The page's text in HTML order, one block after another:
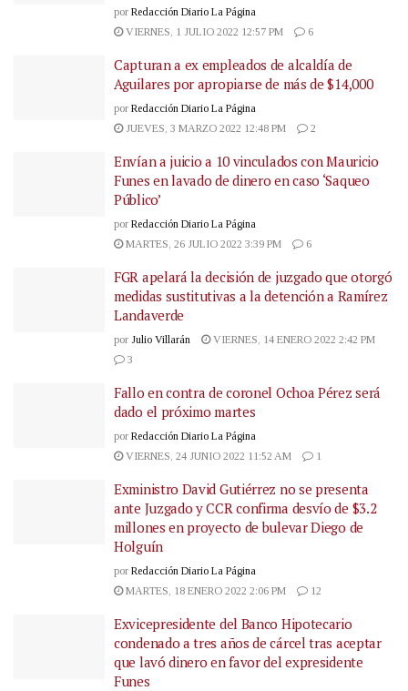
por Redacción Diario La Página
VIERNES, 1 JULIO 2022 12:57 PM
6
Capturan a ex empleados de alcaldía de
Aguilares por apropiarse de más de $14,000
por Redacción Diario La Página
JUEVES, 3 MARZO 2022 12:48 PM
2
Envían a juicio a 10 vinculados con Mauricio
Funes en lavado de dinero en caso ‘Saqueo
Público’
por Redacción Diario La Página
MARTES, 26 JULIO 2022 3:39 PM
6
FGR apelará la decisión de juzgado que otorgó
medidas sustitutivas a la detención a Ramírez
Landaverde
por Julio Villarán
VIERNES, 14 ENERO 2022 2:42 PM
3
Fallo en contra de coronel Ochoa Pérez será
dado el próximo martes
por Redacción Diario La Página
VIERNES, 24 JUNIO 2022 11:52 AM
1
Exministro David Gutiérrez no se presenta
ante Juzgado y CCR confirma desvío de $3.2
millones en proyecto de bulevar Diego de
Holguín
por Redacción Diario La Página
MARTES, 18 ENERO 2022 2:06 PM
12
Exvicepresidente del Banco Hipotecario
condenado a tres años de cárcel tras aceptar
que lavó dinero en favor del expresidente
Funes